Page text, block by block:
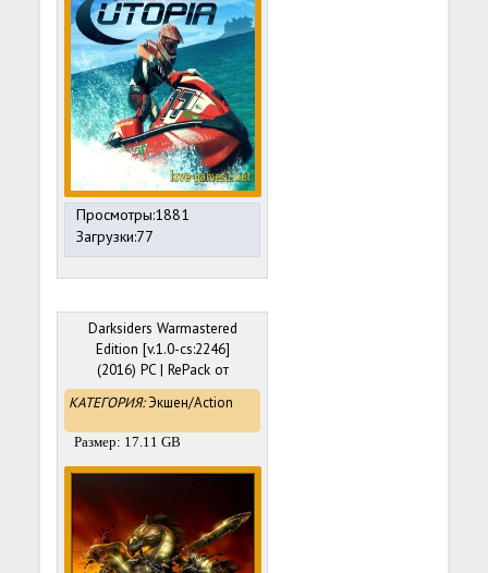
Просмотры:1881
Загрузки:77
Darksiders Warmastered
Edition [v.1.0-cs:2246]
(2016) PC | RePack от
=nemos=
КАТЕГОРИЯ:Экшен/Action
Размер: 17.11 GB